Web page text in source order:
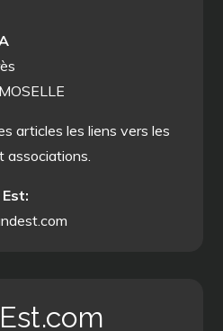
articles les liens vers les
associations.